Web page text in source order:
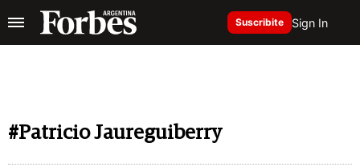
Suscribite Sign In
#Patricio Jaureguiberry